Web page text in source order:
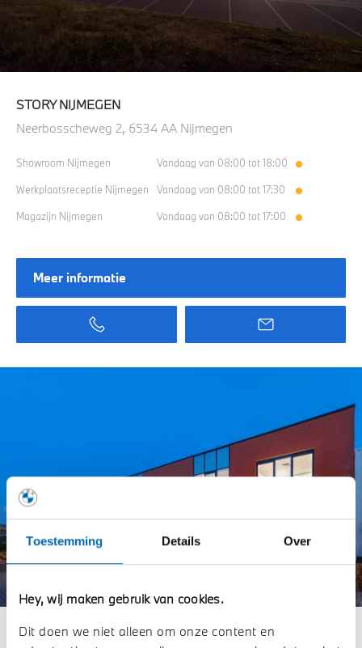
Toestemming Details Over
Hey, wij maken gebruik van cookies.
Dit doen we niet alleen om onze content en
STORY NIJMEGEN
Neerbosscheweg 2, 6534 AA Nijmegen
Showroom Nijmegen Vandaag van 08:00 tot 18:00
Werkplaatsreceptie Nijmegen Vandaag van 08:00 tot 17:30
Magazijn Nijmegen Vandaag van 08:00 tot 17:00
Meer informatie
STORY SCHADEHERSTEL